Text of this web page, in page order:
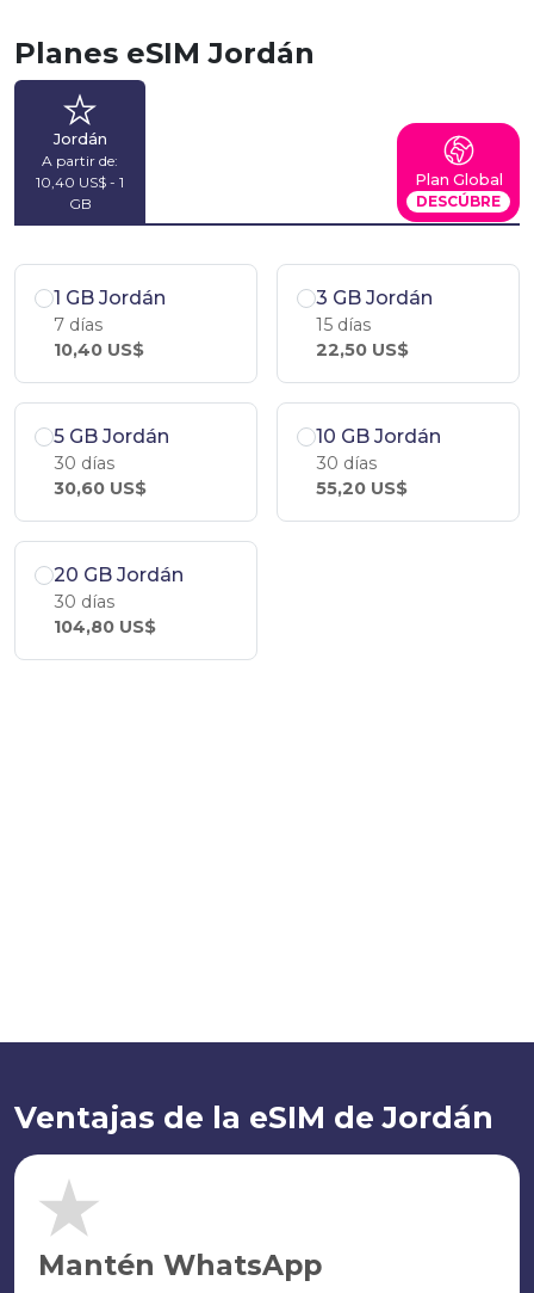
Planes eSIM Jordán
Jordán
A partir de:
10,40 US$ - 1
GB
Plan Global
DESCÚBRE
1 GB Jordán
7 días
10,40 US$
3 GB Jordán
15 días
22,50 US$
5 GB Jordán
30 días
30,60 US$
10 GB Jordán
30 días
55,20 US$
20 GB Jordán
30 días
104,80 US$
Ventajas de la eSIM de Jordán
Mantén WhatsApp